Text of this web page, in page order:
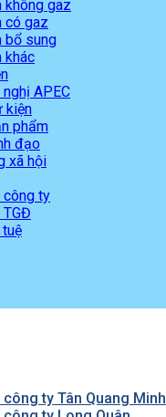
không gaz
có gaz
bổ sung
khác
APEC
kiện
phẩm
đạo
xã hội
công ty
TGĐ
công ty Tân Quang Minh